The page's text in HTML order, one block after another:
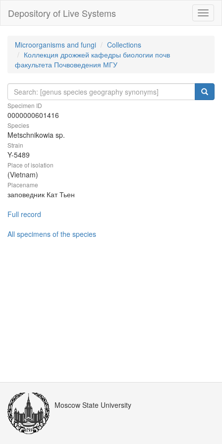
Depository of Live Systems
Microorganisms and fungi
Collections
Коллекция дрожжей кафедры биологии почв
факультета Почвоведения МГУ
Specimen ID
0000000601416
Species
Metschnikowia sp.
Strain
Y-5489
Place of isolation
(Vietnam)
Placename
заповедник Кат Тьен
Full record
All specimens of the species
Moscow State University